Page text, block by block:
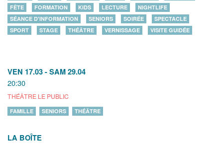
FÊTE
FORMATION KIDS LECTURE
NIGHTLIFE
SÉANCE D'INFORMATION
SENIORS SOIRÉE
SPECTACLE
SPORT
STAGE THÉÂTRE VERNISSAGE VISITE GUIDÉE
VEN 17.03 - SAM 29.04
20:30
THÉÂTRE LE PUBLIC
FAMILLE SENIORS THÉÂTRE
LA BOÎTE